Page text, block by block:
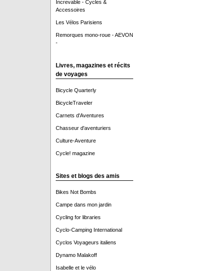
Increvable - Cycles &
Accessoires
Les Vélos Parisiens
Remorques mono-roue - AEVON
-
Livres, magazines et récits
de voyages
Bicycle Quarterly
BicycleTraveler
Carnets d'Aventures
Chasseur d'aventuriers
Culture-Aventure
Cycle! magazine
Sites et blogs des amis
Bikes Not Bombs
Campe dans mon jardin
Cycling for libraries
Cyclo-Camping International
Cyclos Voyageurs italiens
Dynamo Malakoff
Isabelle et le vélo